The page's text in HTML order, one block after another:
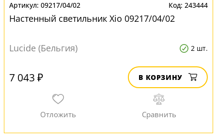
09217/04/02 243444
Настенный светильник Xio 09217/04/02
Lucide (Бельгия) 2 шт.
7 043 ₽ В КОРЗИНУ